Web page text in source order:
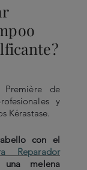
Première de
y
Kérastase.
con el
Reparador
melena